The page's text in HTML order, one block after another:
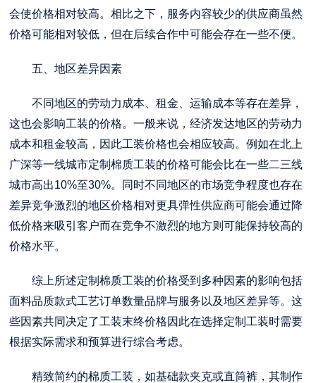
会使价格相对较高。相比之下，服务内容较少的供应商虽然
价格可能相对较低，但在后续合作中可能会存在一些不便。
五、地区差异因素
不同地区的劳动力成本、租金、运输成本等存在差异，
这也会影响工装的价格。一般来说，经济发达地区的劳动力
成本和租金较高，因此工装价格也会相应较高。例如在北上
广深等一线城市定制棉质工装的价格可能会比在一些二三线
城市高出10%至30%。同时不同地区的市场竞争程度也存在
差异竞争激烈的地区价格相对更具弹性供应商可能会通过降
低价格来吸引客户而在竞争不激烈的地方则可能保持较高的
价格水平。
综上所述定制棉质工装的价格受到多种因素的影响包括
面料品质款式工艺订单数量品牌与服务以及地区差异等。这
些因素共同决定了工装末终价格因此在选择定制工装时需要
根据实际需求和预算进行综合考虑。
精致简约的棉质工装，如基础款夹克或直筒裤，其制作